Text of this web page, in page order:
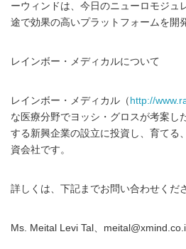
ーウィンドは、今日のニューロモジュ
途で効果の高いプラットフォームを開
レインボー・メディカルについて
レインボー・メディカル（ http://
な医療分野でヨッシ・グロスが考案し
する新興企業の設立に投資し、育てる
資会社です。
詳しくは、下記までお問い合わせくだ
Ms. Meital Levi Tal、meital@xmind.co.il